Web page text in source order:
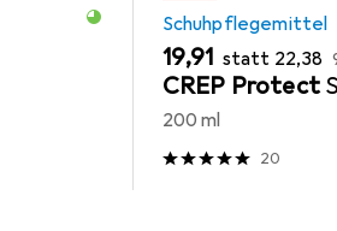
Schuhpflegemittel
EUR
19,91 statt EUR
22,38
CREP Protect
200 ml
20